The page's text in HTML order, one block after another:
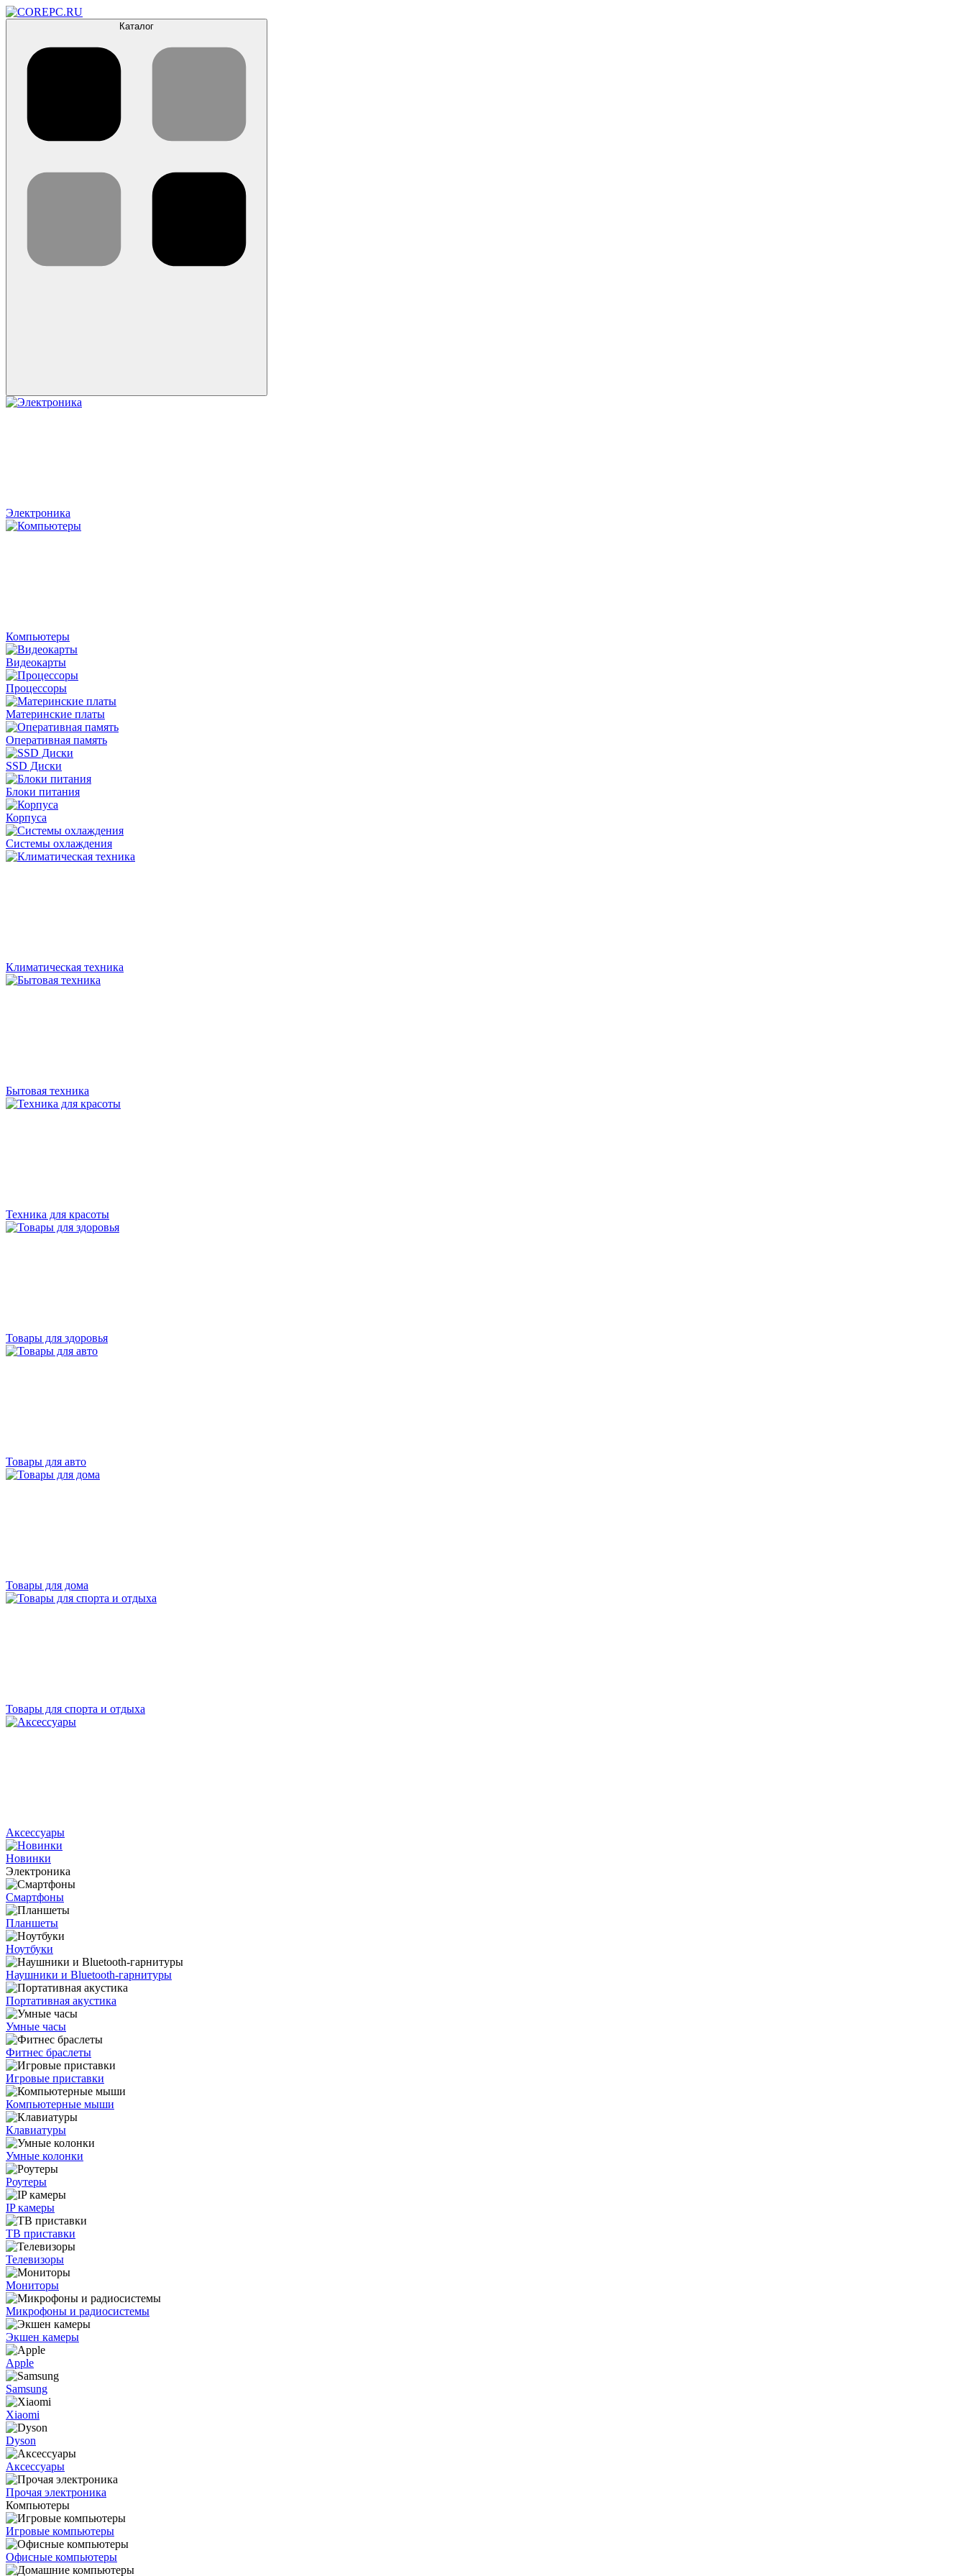
Каталог
Электроника
Компьютеры
Видеокарты
Процессоры
Материнские платы
Оперативная память
SSD Диски
Блоки питания
Корпуса
Системы охлаждения
Климатическая техника
Бытовая техника
Техника для красоты
Товары для здоровья
Товары для авто
Товары для дома
Товары для спорта и отдыха
Аксессуары
Новинки
Электроника
Смартфоны
Планшеты
Ноутбуки
Наушники и Bluetooth-гарнитуры
Портативная акустика
Умные часы
Фитнес браслеты
Игровые приставки
Компьютерные мыши
Клавиатуры
Умные колонки
Роутеры
IP камеры
ТВ приставки
Телевизоры
Мониторы
Микрофоны и радиосистемы
Экшен камеры
Apple
Samsung
Xiaomi
Dyson
Аксессуары
Прочая электроника
Компьютеры
Игровые компьютеры
Офисные компьютеры